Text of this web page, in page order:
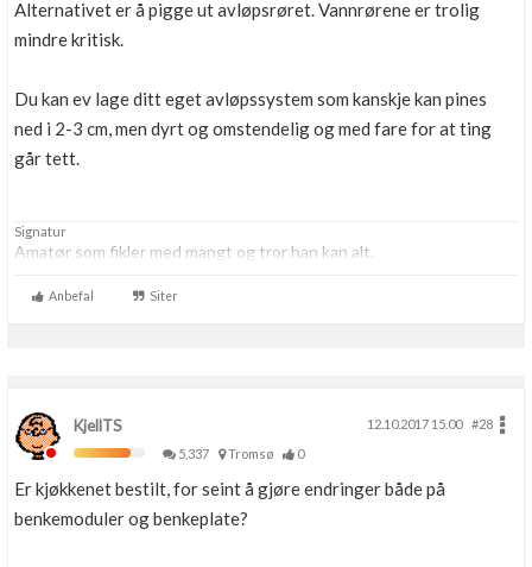
Alternativet er å pigge ut avløpsrøret. Vannrørene er trolig
mindre kritisk.
Du kan ev lage ditt eget avløpssystem som kanskje kan pines
ned i 2-3 cm, men dyrt og omstendelig og med fare for at ting
går tett.
Signatur
Amatør som fikler med mangt og tror han kan alt.
Anbefal Siter
KjellTS 12.10.2017 15.00
#28
5,337
Tromsø 0
Er kjøkkenet bestilt, for seint å gjøre endringer både på
benkemoduler og benkeplate?